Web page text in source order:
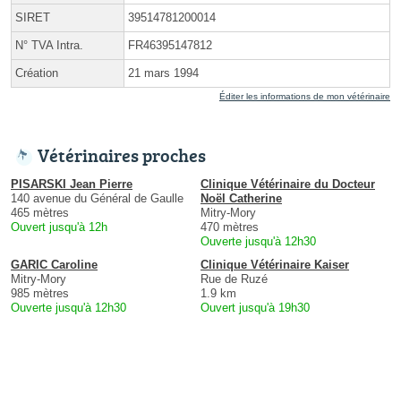
SIRET 39514781200014
N° TVA Intra. FR46395147812
Création 21 mars 1994
Éditer les informations de mon vétérinaire
Vétérinaires proches
PISARSKI Jean Pierre
140 avenue du Général de Gaulle
465 mètres
Ouvert jusqu'à 12h
Clinique Vétérinaire du Docteur
Noël Catherine
Mitry-Mory
470 mètres
Ouverte jusqu'à 12h30
GARIC Caroline
Mitry-Mory
985 mètres
Ouverte jusqu'à 12h30
Clinique Vétérinaire Kaiser
Rue de Ruzé
1.9 km
Ouvert jusqu'à 19h30